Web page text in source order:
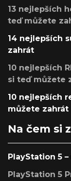
13 nejlepších
teď můžete
14 nejlepších
zahrát
10 nejlepších
si teď můžete
10 nejlepších
můžete zahrát
Na čem si
PlayStation 5
PlayStation 5